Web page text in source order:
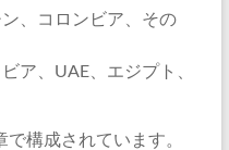
、コロンビア、その
ア、UAE、エジプト、
構成されています。